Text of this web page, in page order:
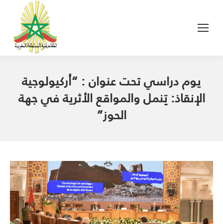
يوم دراسي تحت عنوان : “أركيولوجية
الإنقاذ: تِنمل والمواقع الأثرية في جهة
الحوز”